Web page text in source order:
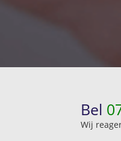
Bel
Wij